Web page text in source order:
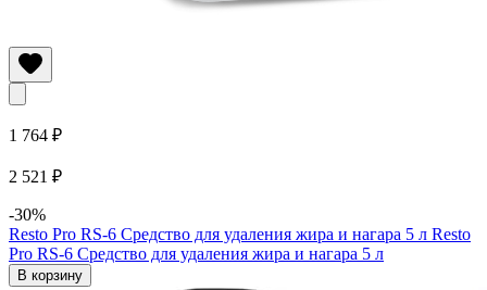
1 764 ₽
2 521 ₽
-30%
Resto Pro RS-6 Средство для удаления жира и нагара 5 л Resto
Pro RS-6 Средство для удаления жира и нагара 5 л
В корзину